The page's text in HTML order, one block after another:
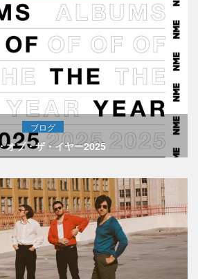
ブログ
オブ・ザ・イヤー2025